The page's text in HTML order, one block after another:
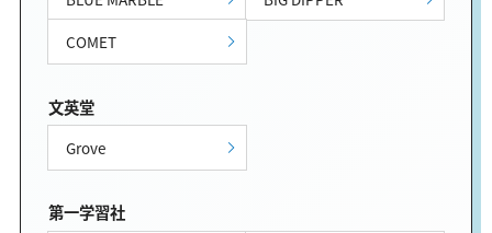
COMET
文英堂
Grove
第一学習社